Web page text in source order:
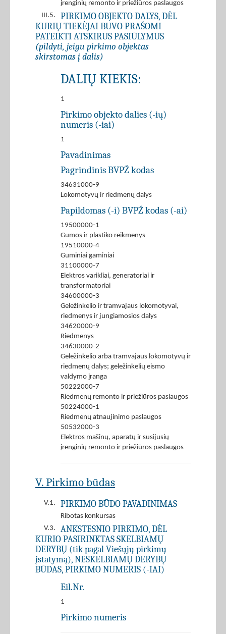
įrenginių remonto ir priežiūros paslaugos
III.5.
PIRKIMO OBJEKTO DALYS, DĖL
KURIŲ TIEKĖJAI BUVO PRAŠOMI
PATEIKTI ATSKIRUS PASIŪLYMUS
(pildyti, jeigu pirkimo objektas
skirstomas į dalis)
DALIŲ KIEKIS:
1
Pirkimo objekto dalies (-ių)
numeris (-iai)
1
Pavadinimas
Pagrindinis BVPŽ kodas
34631000-9
Lokomotyvų ir riedmenų dalys
Papildomas (-i) BVPŽ kodas (-ai)
19500000-1
Gumos ir plastiko reikmenys
19510000-4
Guminiai gaminiai
31100000-7
Elektros varikliai, generatoriai ir
transformatoriai
34600000-3
Geležinkelio ir tramvajaus lokomotyvai,
riedmenys ir jungiamosios dalys
34620000-9
Riedmenys
34630000-2
Geležinkelio arba tramvajaus lokomotyvų ir
riedmenų dalys; geležinkelių eismo
valdymo įranga
50222000-7
Riedmenų remonto ir priežiūros paslaugos
50224000-1
Riedmenų atnaujinimo paslaugos
50532000-3
Elektros mašinų, aparatų ir susijusių
įrenginių remonto ir priežiūros paslaugos
V. Pirkimo būdas
V.1. PIRKIMO BŪDO PAVADINIMAS
Ribotas konkursas
V.3.
ANKSTESNIO PIRKIMO, DĖL
KURIO PASIRINKTAS SKELBIAMŲ
DERYBŲ (tik pagal Viešųjų pirkimų
įstatymą), NESKELBIAMŲ DERYBŲ
BŪDAS, PIRKIMO NUMERIS (-IAI)
Eil.Nr.
1
Pirkimo numeris